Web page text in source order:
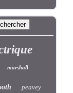
marshall
peavey